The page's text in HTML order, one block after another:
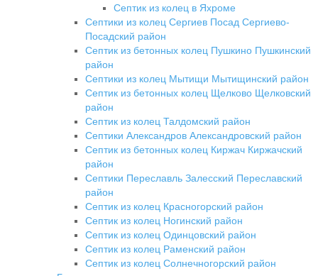
Септик из колец в Яхроме
Септики из колец Сергиев Посад Сергиево-
Посадский район
Септик из бетонных колец Пушкино Пушкинский
район
Септики из колец Мытищи Мытищинский район
Септик из бетонных колец Щелково Щелковский
район
Септик из колец Талдомский район
Септики Александров Александровский район
Септик из бетонных колец Киржач Киржачский
район
Септики Переславль Залесский Переславский
район
Септик из колец Красногорский район
Септик из колец Ногинский район
Септик из колец Одинцовский район
Септик из колец Раменский район
Септик из колец Солнечногорский район